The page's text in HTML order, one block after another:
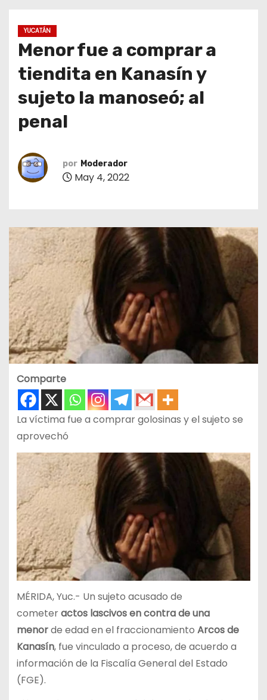
YUCATÁN
Menor fue a comprar a
tiendita en Kanasín y
sujeto la manoseó; al
penal
por Moderador
May 4, 2022
Comparte
La víctima fue a comprar golosinas y el sujeto se
aprovechó
MÉRIDA, Yuc.- Un sujeto acusado de
cometeractos lascivos en contra de una
menorde edad en el fraccionamiento Arcos de
Kanasín, fue vinculado a proceso, de acuerdo a
información de la Fiscalía General del Estado
(FGE).